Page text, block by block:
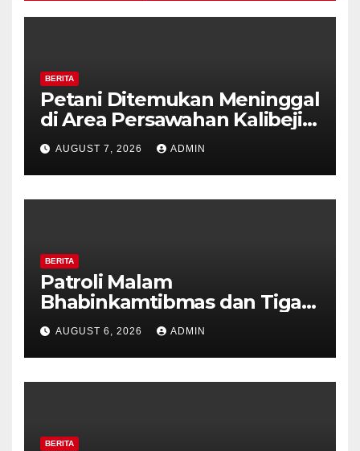
BERITA
Petani Ditemukan Meninggal
di Area Persawahan Kalibeji,
Polisi Pastikan Tidak Ada
Tanda Kekerasan
AUGUST 7, 2026 ADMIN
BERITA
Patroli Malam
Bhabinkamtibmas dan Tiga
Pilar Kelurahan Ungaran
Perkuat Kamtibmas, Warga
Diajak Aktifkan Ronda
AUGUST 6, 2026 ADMIN
BERITA